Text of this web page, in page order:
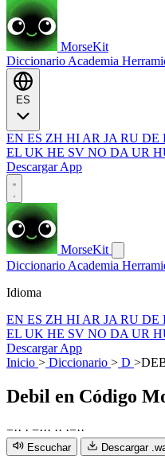
MorseKit
Diccionario Academia
EN ES ZH HI AR JA RU DE
EL UK HE SV NO DA UR
Descargar App
MorseKit
Diccionario Academia
Idioma
EN ES ZH HI AR JA RU DE
EL UK HE SV NO DA UR
Descargar App
Inicio > Diccionario > D >
Debil en Código
−·· · −··· ·· ·−··
Escuchar Descargar